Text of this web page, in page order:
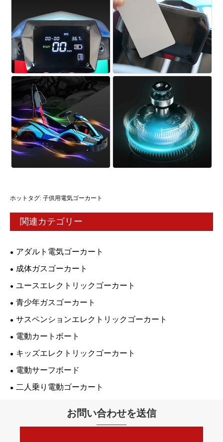
ホットタグ: 子供用電気ゴーカート
関連カテゴリー
アダルト電気ゴーカート
成体ガスゴーカート
ユースエレクトリックゴーカート
青少年ガスゴーカート
サスペンションエレクトリックゴーカート
電動カートボート
キッズエレクトリックゴーカート
電動サーフボード
二人乗り電動ゴーカート
お問い合わせを送信